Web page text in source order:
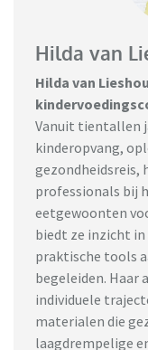
Hilda van
Hilda van
Vanuit tientallen
kinderopvang,
gezondheidsreis,
professionals bij
eetgewoonten
biedt ze inzicht
praktische tools
begeleiden. Haar
individuele
materialen die
laagdrempelige